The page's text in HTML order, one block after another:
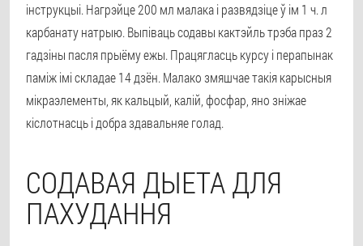
інструкцыі. Нагрэйце 200 мл малака і развядзіце ў ім 1 ч. л
карбанату натрыю. Выпіваць содавы кактэйль трэба праз 2
гадзіны пасля прыёму ежы. Працягласць курсу і перапынак
паміж імі складае 14 дзён. Малако змяшчае такія карысныя
мікраэлементы, як кальцый, калій, фосфар, яно зніжае
кіслотнасць і добра здавальняе голад.
СОДАВАЯ ДЫЕТА ДЛЯ
ПАХУДАННЯ